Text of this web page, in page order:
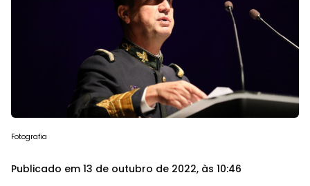
Fotografia
Publicado em 13 de outubro de 2022, às 10:46